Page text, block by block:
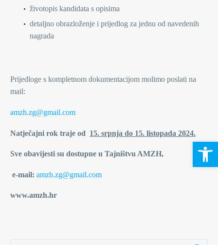
životopis kandidata s opisima
detaljno obrazloženje i prijedlog za jednu od navedenih
nagrada
Prijedloge s kompletnom dokumentacijom molimo poslati na
mail:
amzh.zg@gmail.com
Natječajni rok traje od 15. srpnja do 15. listopada 2024.
Sve obavijesti su dostupne u Tajništvu AMZH,
e-mail: amzh.zg@gmail.com
www.amzh.hr